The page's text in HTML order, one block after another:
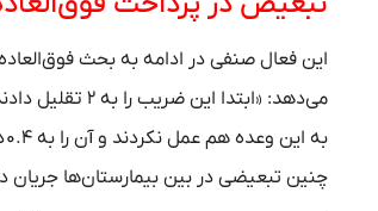
می‌دهد:
چنین تبعیضی در بین بیمارستان‌ها جریان